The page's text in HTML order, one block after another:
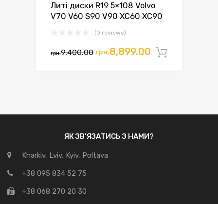
Литі диски R19 5×108 Volvo
V70 V60 S90 V90 XC60 XC90
(0 reviews)
грн.9,400.00 Оригінальна
грн.8,899.00 Поточна
ЯК ЗВ’ЯЗАТИСЬ З НАМИ?
Kharkiv, Lviv, Kyiv, Poltava
+38 095 834 52 75
+38 068 270 20 30